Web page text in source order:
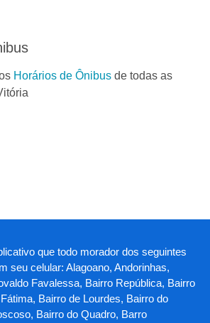
Horários de Ônibus de todas as
que todo morador dos seguintes
seu celular: Alagoano, Andorinhas,
Favalessa, Bairro República, Bairro
Bairro de Lourdes, Bairro do
Bairro do Quadro, Barro